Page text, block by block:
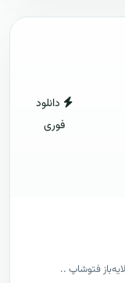
دانلود
فوری